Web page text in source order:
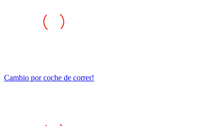
Cambio por coche de correr!